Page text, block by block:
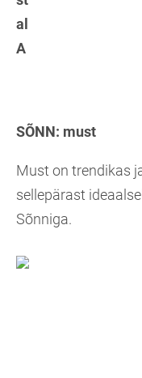
SÕNN: must
Must on trendikas
sellepärast
Sõnniga.